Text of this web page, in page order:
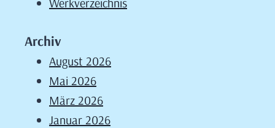
Archiv
August 2026
Mai 2026
März 2026
Januar 2026